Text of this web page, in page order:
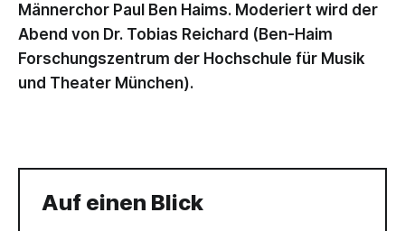
Männerchor Paul Ben Haims. Moderiert wird der
Abend von Dr. Tobias Reichard (Ben-Haim
Forschungszentrum der Hochschule für Musik
und Theater München).
Auf einen Blick